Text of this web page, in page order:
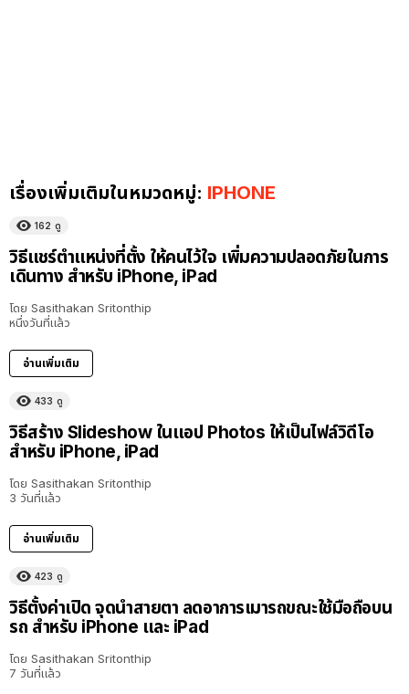
เรื่องเพิ่มเติมในหมวดหมู่: IPHONE
162 ดู
วิธีแชร์ตำแหน่งที่ตั้ง ให้คนไว้ใจ เพิ่มความปลอดภัยในการ
เดินทาง สำหรับ iPhone, iPad
โดย Sasithakan Sritonthip
หนึ่งวันที่แล้ว
อ่านเพิ่มเติม
433 ดู
วิธีสร้าง Slideshow ในแอป Photos ให้เป็นไฟล์วิดีโอ
สำหรับ iPhone, iPad
โดย Sasithakan Sritonthip
3 วันที่แล้ว
อ่านเพิ่มเติม
423 ดู
วิธีตั้งค่าเปิด จุดนำสายตา ลดอาการเมารถขณะใช้มือถือบน
รถ สำหรับ iPhone และ iPad
โดย Sasithakan Sritonthip
7 วันที่แล้ว